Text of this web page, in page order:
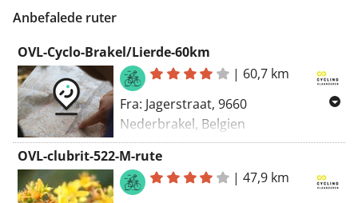
Anbefalede ruter
OVL-Cyclo-Brakel/Lierde-60km
| 60,7 km
Fra: Jagerstraat, 9660
Nederbrakel, Belgien
Til: Jagerstraat, 9660 Nederbrakel,
Belgien
Rute: Racercykel - smukkeste
OVL-clubrit-522-M-rute
|47,9 km